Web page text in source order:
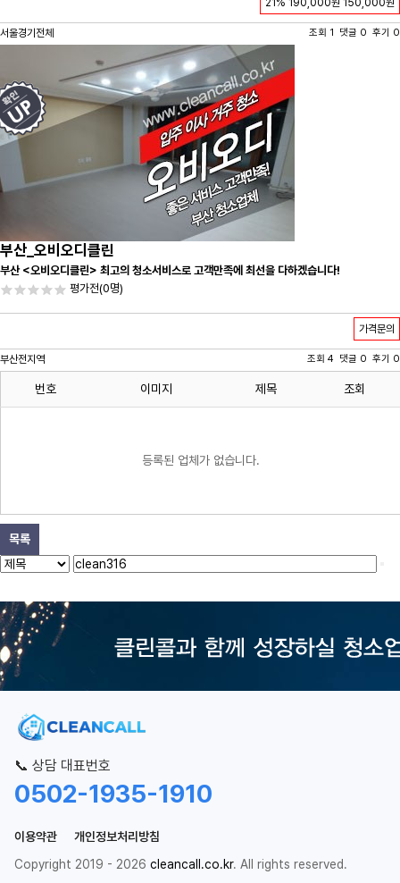
21% 190,000원 150,000원
서울경기전체 조회 1 댓글 0 후기 0
부산_오비오디클린
부산 <오비오디클린> 최고의 청소서비스로 고객만족에 최선을 다하겠습니다!
평가전(0명)
가격문의
부산전지역 조회 4 댓글 0 후기 0
번호 이미지 제목 조회
등록된 업체가 없습니다.
목록
📞 상담 대표번호
0502-1935-1910
이용약관
개인정보처리방침
Copyright 2019 - 2026 cleancall.co.kr. All rights reserved.